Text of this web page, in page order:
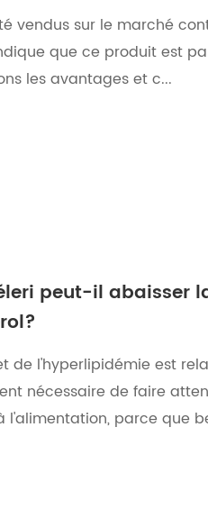
vendus sur le marché
que ce produit est
les avantages et c...
peut-il abaisser
de l'hyperlipidémie est
nécessaire de faire
parce que